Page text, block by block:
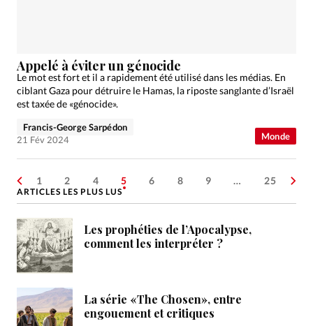
Monde
Appelé à éviter un génocide
Le mot est fort et il a rapidement été utilisé dans les médias. En
ciblant Gaza pour détruire le Hamas, la riposte sanglante d’Israël
est taxée de «génocide».
Francis-George Sarpédon
21 Fév 2024
1 2 4 5 6 8 9 … 25
ARTICLES LES PLUS LUS
Les prophéties de l’Apocalypse,
comment les interpréter ?
La série «The Chosen», entre
engouement et critiques